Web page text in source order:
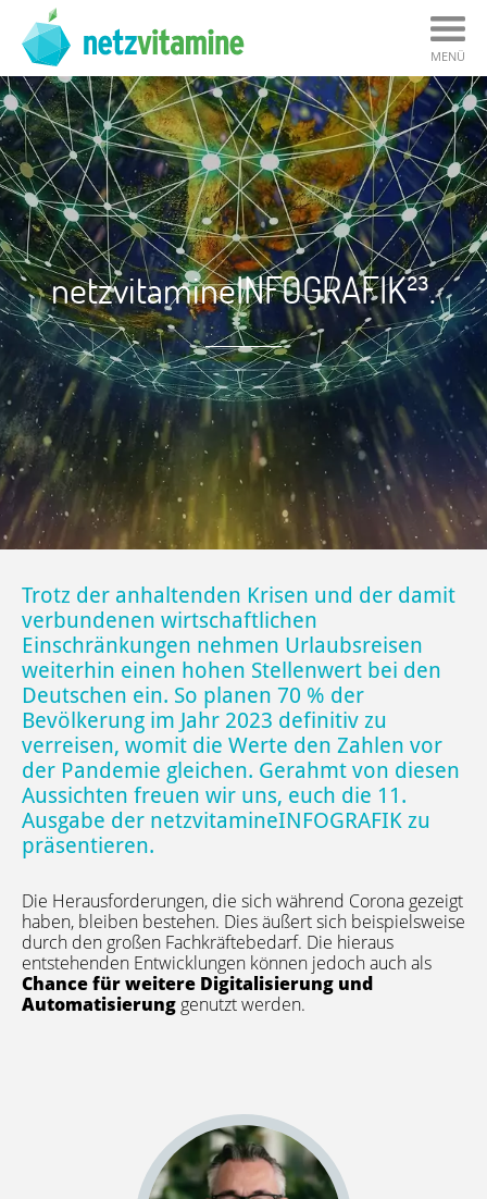
MENÜ
netzvitamineINFOGRAFIK²³.
Trotz der anhaltenden Krisen und der damit
verbundenen wirtschaftlichen
Einschränkungen nehmen Urlaubsreisen
weiterhin einen hohen Stellenwert bei den
Deutschen ein. So planen 70 % der
Bevölkerung im Jahr 2023 definitiv zu
verreisen, womit die Werte den Zahlen vor
der Pandemie gleichen. Gerahmt von diesen
Aussichten freuen wir uns, euch die 11.
Ausgabe der netzvitamineINFOGRAFIK zu
präsentieren.
Die Herausforderungen, die sich während Corona gezeigt
haben, bleiben bestehen. Dies äußert sich beispielsweise
durch den großen Fachkräftebedarf. Die hieraus
entstehenden Entwicklungen können jedoch auch als
Chance für weitere Digitalisierung und
Automatisierung genutzt werden.